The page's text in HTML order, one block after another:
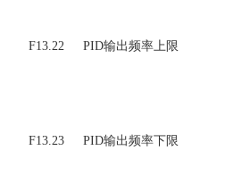
F13.22 PID输出频率上限
F13.23 PID输出频率下限